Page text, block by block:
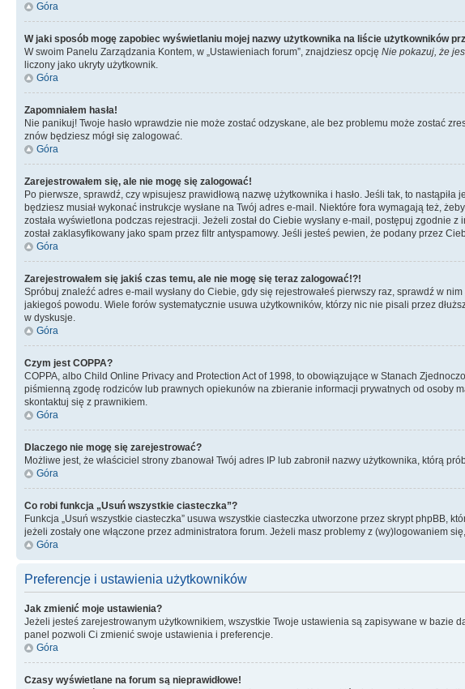
Góra
W jaki sposób mogę zapobiec wyświetlaniu mojej nazwy użytkownika na liście użytkowników
W swoim Panelu Zarządzania Kontem, w „Ustawieniach forum”, znajdziesz opcję Nie pokazuj, że
liczony jako ukryty użytkownik.
Góra
Zapomniałem hasła!
Nie panikuj! Twoje hasło wprawdzie nie może zostać odzyskane, ale bez problemu może zostać
znów będziesz mógł się zalogować.
Góra
Zarejestrowałem się, ale nie mogę się zalogować!
Po pierwsze, sprawdź, czy wpisujesz prawidłową nazwę użytkownika i hasło. Jeśli tak, to
będziesz musiał wykonać instrukcje wysłane na Twój adres e-mail. Niektóre fora wymagają też,
została wyświetlona podczas rejestracji. Jeżeli został do Ciebie wysłany e-mail, postępuj zgodnie
został zaklasyfikowany jako spam przez filtr antyspamowy. Jeśli jesteś pewien, że podany przez
Góra
Zarejestrowałem się jakiś czas temu, ale nie mogę się teraz zalogować!?!
Spróbuj znaleźć adres e-mail wysłany do Ciebie, gdy się rejestrowałeś pierwszy raz, sprawdź w
jakiegoś powodu. Wiele forów systematycznie usuwa użytkowników, którzy nic nie pisali przez
w dyskusje.
Góra
Czym jest COPPA?
COPPA, albo Child Online Privacy and Protection Act of 1998, to obowiązujące w Stanach
piśmienną zgodę rodziców lub prawnych opiekunów na zbieranie informacji prywatnych od osoby
skontaktuj się z prawnikiem.
Góra
Dlaczego nie mogę się zarejestrować?
Możliwe jest, że właściciel strony zbanował Twój adres IP lub zabronił nazwy użytkownika, którą
Góra
Co robi funkcja „Usuń wszystkie ciasteczka”?
Funkcja „Usuń wszystkie ciasteczka” usuwa wszystkie ciasteczka utworzone przez skrypt phpBB,
jeżeli zostały one włączone przez administratora forum. Jeżeli masz problemy z (wy)logowaniem
Góra
Preferencje i ustawienia użytkowników
Jak zmienić moje ustawienia?
Jeżeli jesteś zarejestrowanym użytkownikiem, wszystkie Twoje ustawienia są zapisywane w bazie
panel pozwoli Ci zmienić swoje ustawienia i preferencje.
Góra
Czasy wyświetlane na forum są nieprawidłowe!